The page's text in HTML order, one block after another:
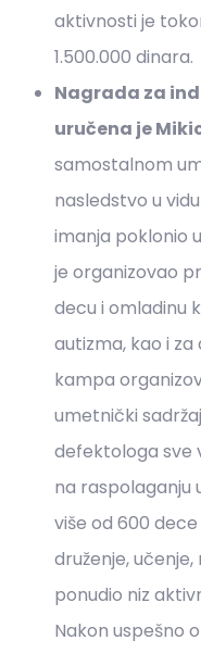
aktivnosti je
1.500.000 dinara.
Nagrada za
uručena je
samostalnom
nasledstvo u
imanja poklonio
je organizovao
decu i omladinu
autizma, kao i
kampa
umetnički
defektologa sve
na raspolaganju
više od 600
druženje,
ponudio niz
Nakon uspešno